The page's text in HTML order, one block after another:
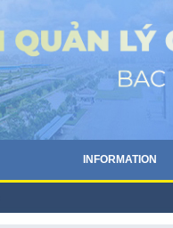
INFORMATION